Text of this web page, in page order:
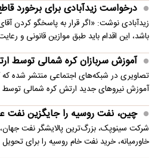
درخواست زیدآبادی برای برخورد
زیدآبادی نوشت: «اگر قرار به پاسخگو کردن
باشد، این اقدام باید طبق موازین قانونی و
آموزش سربازان کره شمالی توسط
تصاویری در شبکه‌های اجتماعی منتشر شده
آموزش نیروهای جدید ارتش کره شمالی
چین، نفت روسیه را جایگزین نفت
شرکت سینوپک، بزرگ‌ترین پالایشگر نفت
خاورمیانه، خرید نفت خام روسیه را برای